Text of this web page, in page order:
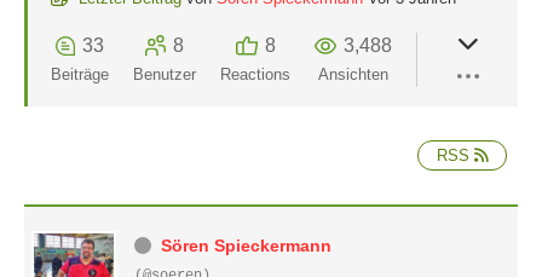
33
Beiträge
8
Benutzer
8
Reactions
3,488
Ansichten
RSS
Sören Spieckermann